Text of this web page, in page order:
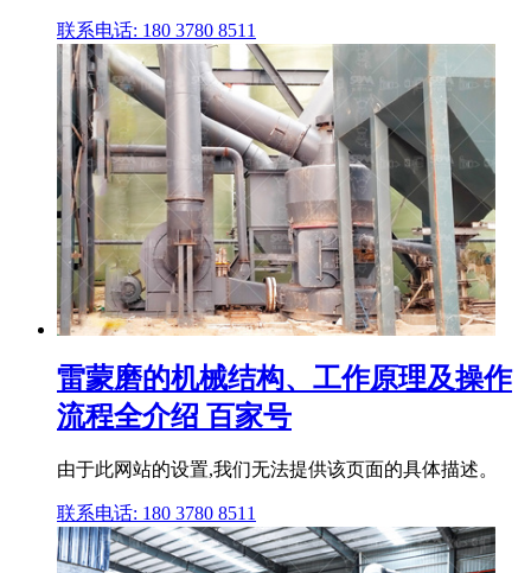
联系电话: 180 3780 8511
雷蒙磨的机械结构、工作原理及操作
流程全介绍 百家号
由于此网站的设置,我们无法提供该页面的具体描述。
联系电话: 180 3780 8511